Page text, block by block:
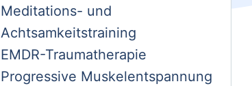
Meditations- und
Achtsamkeitstraining
EMDR-Traumatherapie
Progressive Muskelentspannung